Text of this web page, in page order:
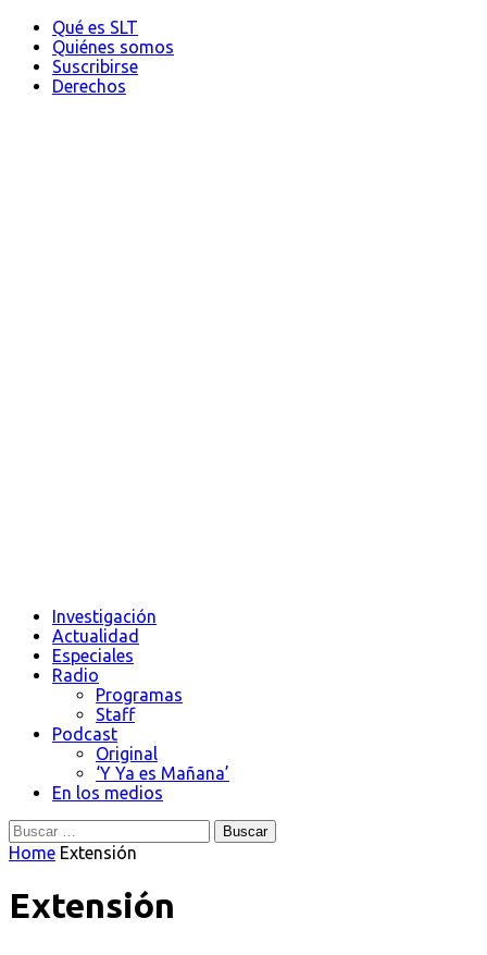
Qué es SLT
Quiénes somos
Suscribirse
Derechos
Investigación
Actualidad
Especiales
Radio
Programas
Staff
Podcast
Original
‘Y Ya es Mañana’
En los medios
Buscar:
Home Extensión
Extensión